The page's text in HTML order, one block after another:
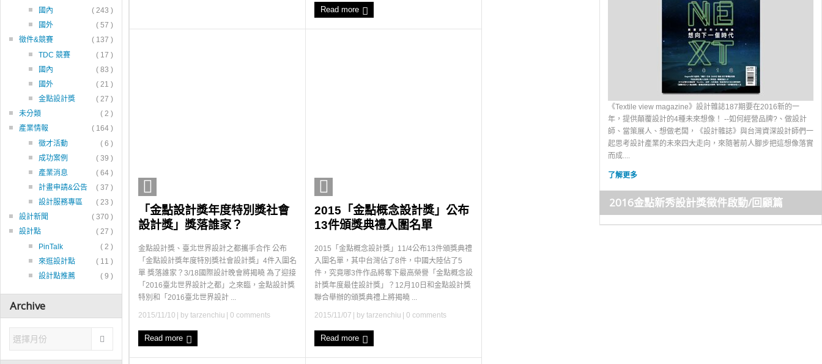
Read more
「金點設計獎年度特別獎社會
設計獎」獎落誰家？
金點設計獎、臺北世界設計之都攜手合作 公布
「金點設計獎年度特別獎社會設計獎」4件入圍名
單 獎落誰家？3/18國際設計晚會將揭曉 為了迎接
「2016臺北世界設計之都」之來臨，金點設計獎
特別和「2016臺北世界設計 ...
2015/11/10 | by tarzenchiu 0 comments
Read more
2015「金點概念設計獎」公布
13件頒獎典禮入圍名單
2015「金點概念設計獎」11/4公布13件頒獎典禮
入圍名單，其中台灣佔了8件，中國大陸佔了5
件，究竟哪3件作品將奪下最高榮譽「金點概念設
計獎年度最佳設計獎」？12月10日和金點設計獎
聯合舉辦的頒獎典禮上將揭曉 ...
2015/11/07 | by tarzenchiu 0 comments
Read more
國內
( 243 )
國外
( 57 )
徵件&競賽
( 137 )
TDC 競賽
( 17 )
國內
( 83 )
國外
( 21 )
金點設計獎
( 27 )
未分類
( 2 )
產業情報
( 164 )
徵才活動
( 6 )
成功案例
( 39 )
產業消息
( 64 )
計畫申請&公告
( 37 )
設計服務專區
( 23 )
設計新聞
( 370 )
設計點
( 27 )
PinTalk
( 2 )
來逛設計點
( 11 )
設計點推薦
( 9 )
Archive
《Textile view magazine》設計雜誌187期要在2016新的一
年，提供顛覆設計的4種未來想像！ --如何經營品牌?、做設計
師、當策展人、想做老闆，《設計雜誌》與台灣資深設計師們一
起思考設計產業的未來四大走向，來隨著前人腳步把這想像落實
而成....
了解更多
2016金點新秀設計獎徵件啟動/回顧篇